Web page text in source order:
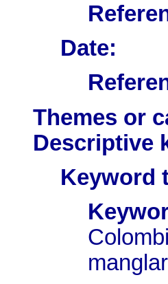
Date:
Themes or
Descriptive
Keyword
manglar